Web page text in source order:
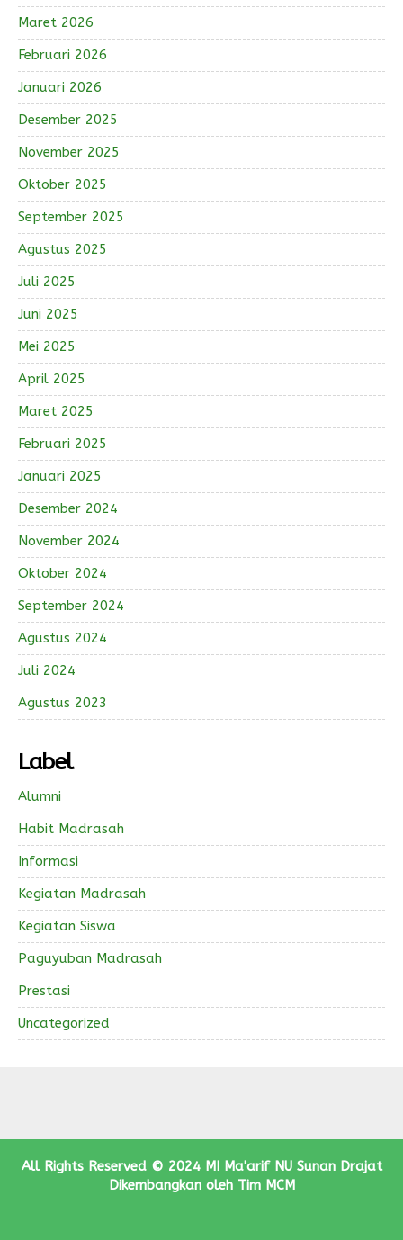
Maret 2026
Februari 2026
Januari 2026
Desember 2025
November 2025
Oktober 2025
September 2025
Agustus 2025
Juli 2025
Juni 2025
Mei 2025
April 2025
Maret 2025
Februari 2025
Januari 2025
Desember 2024
November 2024
Oktober 2024
September 2024
Agustus 2024
Juli 2024
Agustus 2023
Label
Alumni
Habit Madrasah
Informasi
Kegiatan Madrasah
Kegiatan Siswa
Paguyuban Madrasah
Prestasi
Uncategorized
All Rights Reserved © 2024 MI Ma'arif NU Sunan Drajat
Dikembangkan oleh Tim MCM